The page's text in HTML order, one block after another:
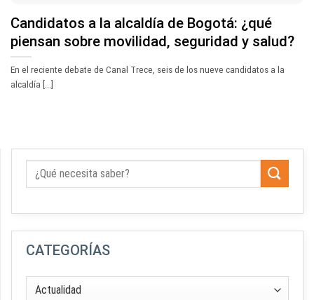
Candidatos a la alcaldía de Bogotá: ¿qué
piensan sobre movilidad, seguridad y salud?
En el reciente debate de Canal Trece, seis de los nueve candidatos a la
alcaldía [...]
CATEGORÍAS